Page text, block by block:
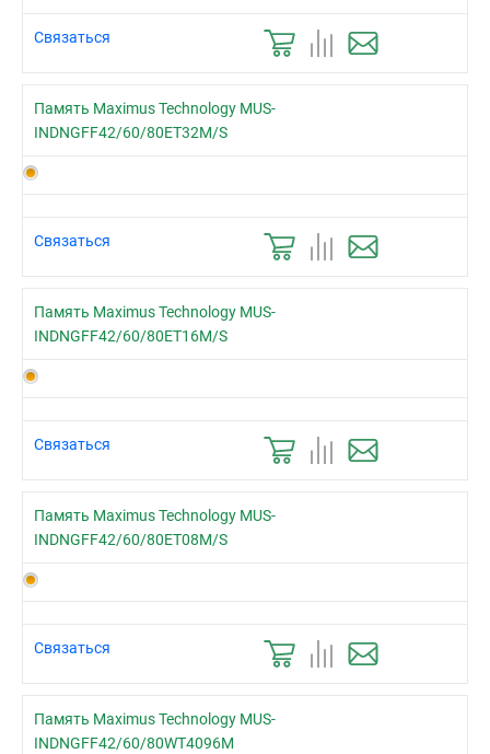
Связаться
Память Maximus Technology MUS-
INDNGFF42/60/80ET32M/S
Связаться
Память Maximus Technology MUS-
INDNGFF42/60/80ET16M/S
Связаться
Память Maximus Technology MUS-
INDNGFF42/60/80ET08M/S
Связаться
Память Maximus Technology MUS-
INDNGFF42/60/80WT4096M